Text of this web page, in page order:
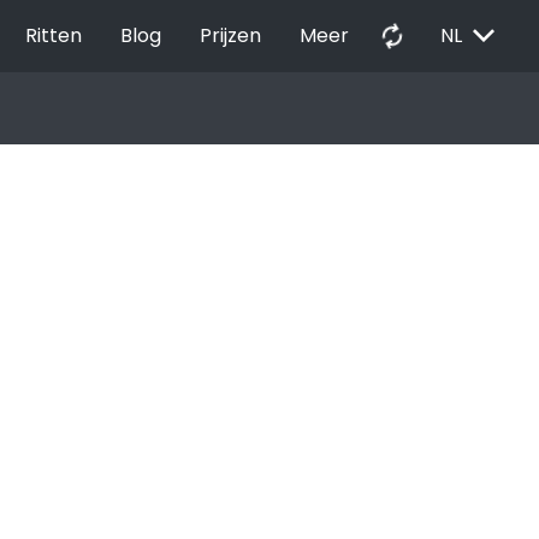
Ritten Blog Prijzen Meer autorenew NL EXPAND_MORE